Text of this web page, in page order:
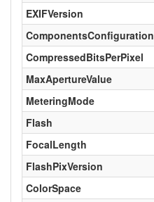
EXIFVersion
ComponentsConfiguration
CompressedBitsPerPixel
MaxApertureValue
MeteringMode
Flash
FocalLength
FlashPixVersion
ColorSpace